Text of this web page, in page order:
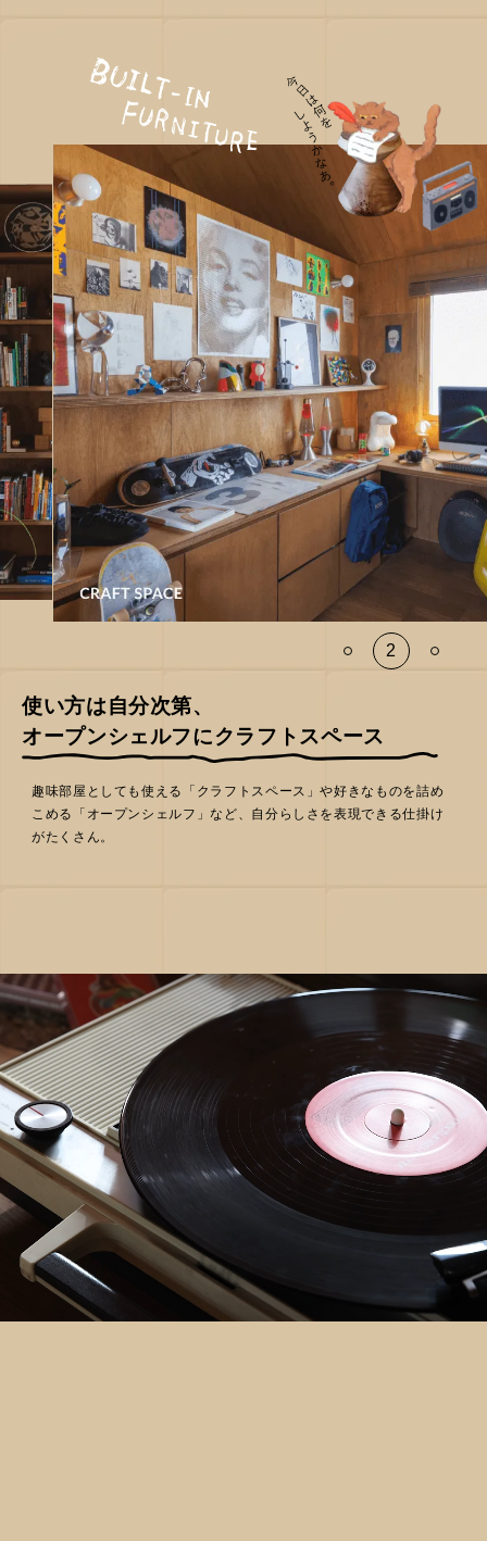
使い方は自分次第、
オープンシェルフにクラフトスペース
趣味部屋としても使える「クラフトスペース」や好きなものを詰め
こめる「オープンシェルフ」など、自分らしさを表現できる仕掛け
がたくさん。